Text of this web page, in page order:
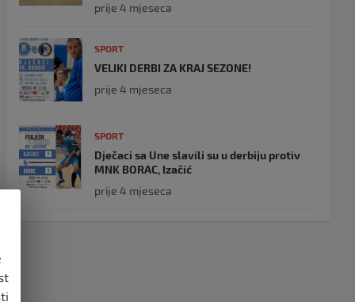
prije 4 mjeseca
SPORT
VELIKI DERBI ZA KRAJ SEZONE!
prije 4 mjeseca
SPORT
Dječaci sa Une slavili su u derbiju protiv
MNK BORAC, Izačić
prije 4 mjeseca